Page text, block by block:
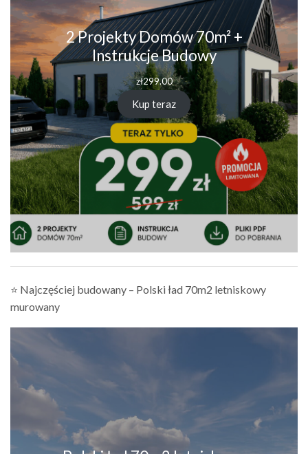
2 Projekty Domów 70m² +
Instrukcje Budowy
zł299.00
Kup teraz
⭐ Najczęściej budowany – Polski ład 70m2 letniskowy
murowany